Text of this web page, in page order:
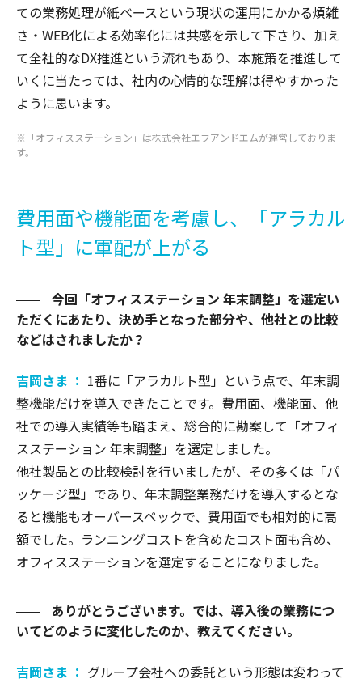
ての業務処理が紙ベースという現状の運用にかかる煩雑
さ・WEB化による効率化には共感を示して下さり、加え
て全社的なDX推進という流れもあり、本施策を推進して
いくに当たっては、社内の心情的な理解は得やすかった
ように思います。
※「オフィスステーション」は株式会社エフアンドエムが運営しておりま
す。
費用面や機能面を考慮し、「アラカル
ト型」に軍配が上がる
今回「オフィスステーション 年末調整」を選定い
ただくにあたり、決め手となった部分や、他社との比較
などはされましたか？
吉岡さま ： 1番に「アラカルト型」という点で、年末調
整機能だけを導入できたことです。費用面、機能面、他
社での導入実績等も踏まえ、総合的に勘案して「オフィ
スステーション 年末調整」を選定しました。
他社製品との比較検討を行いましたが、その多くは「パ
ッケージ型」であり、年末調整業務だけを導入するとな
ると機能もオーバースペックで、費用面でも相対的に高
額でした。ランニングコストを含めたコスト面も含め、
オフィスステーションを選定することになりました。
ありがとうございます。では、導入後の業務につ
いてどのように変化したのか、教えてください。
吉岡さま ： グループ会社への委託という形態は変わって